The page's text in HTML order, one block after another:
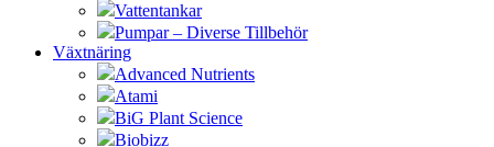
Vattentankar
Pumpar – Diverse Tillbehör
Växtnäring
Advanced Nutrients
Atami
BiG Plant Science
Biobizz